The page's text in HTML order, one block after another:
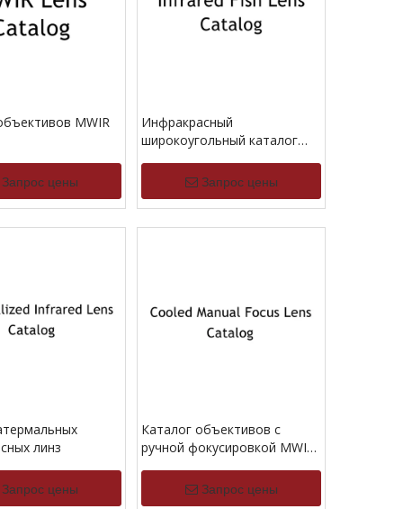
MWIR
Запрос цены
Инфракрасный
широкоугольный каталог
Запрос цены
линз
Запрос цены
Каталог объективов с
ручной фокусировкой MWIR
Запрос цены